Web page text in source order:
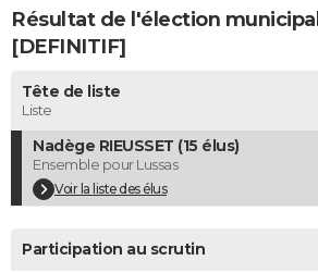
CARTE DE VOEUX
Carte de Noël
Carte Bonne année
Carte Saint-Valentin
Carte Pâques
Carte d'anniversaire
DICTIONNAIRE
Dictionnaire
Biographies
Citations
Expressions
Proverbes
PROGRAMME TV
COPAINS D'AVANT
S'inscrire
Se connecter
Lycées
Collèges
Primaires
Universités
Entreprises
Service militaire
Avis de recherche
AVIS DE DÉCÈS
FORUM
Résultat de l'élection
[DEFINITIF]
Tête de liste
Liste
Nadège RIEUSSET (15 élus)
Ensemble pour Lussas
Voir la liste des élus
Participation au scrutin